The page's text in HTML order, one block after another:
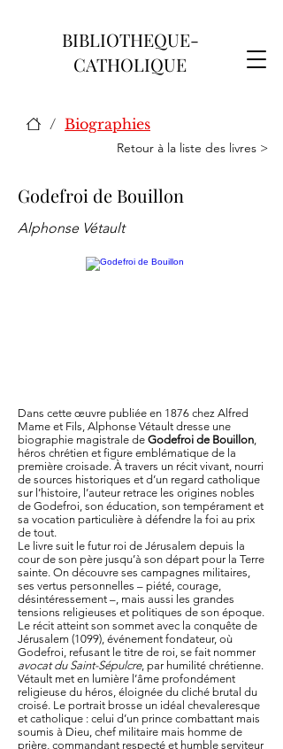
BIBLIOTHEQUE-
CATHOLIQUE
/ Biographies
Retour à la liste des livres >
Godefroi de Bouillon
Alphonse Vétault
Dans cette œuvre publiée en 1876 chez Alfred
Mame et Fils, Alphonse Vétault dresse une
biographie magistrale de Godefroi de Bouillon,
héros chrétien et figure emblématique de la
première croisade. À travers un récit vivant, nourri
de sources historiques et d’un regard catholique
sur l’histoire, l’auteur retrace les origines nobles
de Godefroi, son éducation, son tempérament et
sa vocation particulière à défendre la foi au prix
de tout.
Le livre suit le futur roi de Jérusalem depuis la
cour de son père jusqu’à son départ pour la Terre
sainte. On découvre ses campagnes militaires,
ses vertus personnelles – piété, courage,
désintéressement –, mais aussi les grandes
tensions religieuses et politiques de son époque.
Le récit atteint son sommet avec la conquête de
Jérusalem (1099), événement fondateur, où
Godefroi, refusant le titre de roi, se fait nommer
avocat du Saint-Sépulcre, par humilité chrétienne.
Vétault met en lumière l’âme profondément
religieuse du héros, éloignée du cliché brutal du
croisé. Le portrait brosse un idéal chevaleresque
et catholique : celui d’un prince combattant mais
soumis à Dieu, chef militaire mais homme de
prière, commandant respecté et humble serviteur